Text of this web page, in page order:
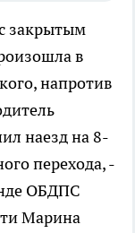
закрытым
в
напротив
наезд на 8-
перехода, -
ОБДПС
Марина